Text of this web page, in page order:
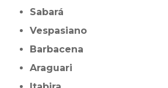
Sabará
Vespasiano
Barbacena
Araguari